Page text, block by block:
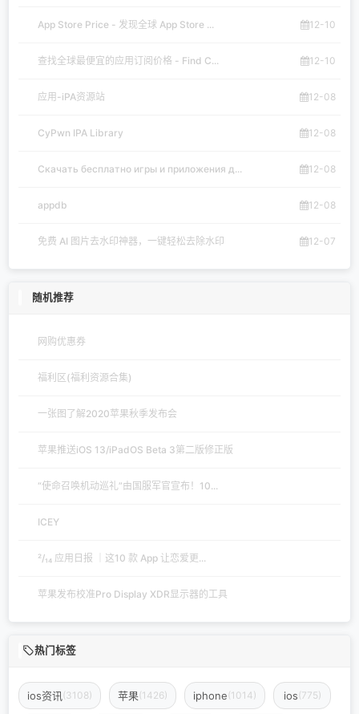
App Store Price - 发现全球 App Store ... 12-10
查找全球最便宜的应用订阅价格 - Find C... 12-10
应用-iPA资源站 12-08
CyPwn IPA Library 12-08
Скачать бесплатно игры и приложения д... 12-08
appdb 12-08
免费 AI 图片去水印神器，一键轻松去除水印 12-07
随机推荐
网购优惠券
福利区(福利资源合集)
一张图了解2020苹果秋季发布会
苹果推送iOS 13/iPadOS Beta 3第二版修正版
“使命召唤机动巡礼”由国服军官宣布！10...
ICEY
²/₁₄ 应用日报 ｜这10 款 App 让恋爱更...
苹果发布校准Pro Display XDR显示器的工具
热门标签
ios资讯 (3108) 苹果(1426) iphone(1014) ios(775)